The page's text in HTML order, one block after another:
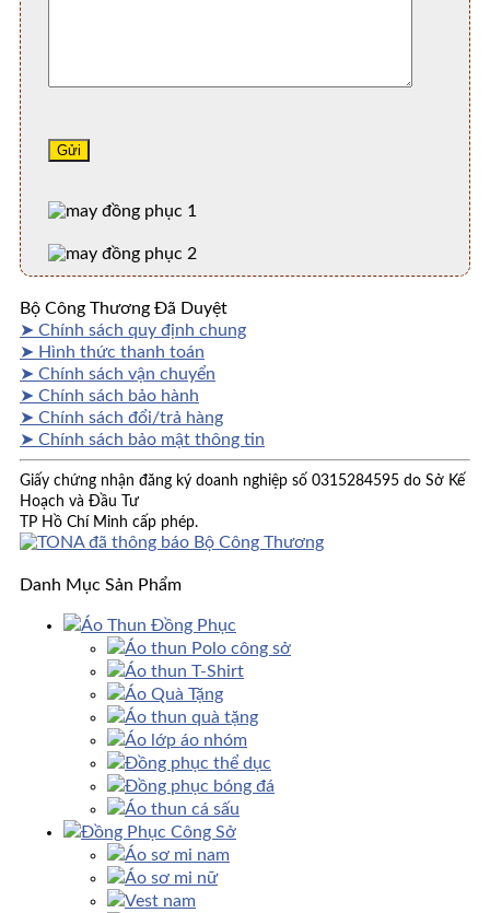
Bộ Công Thương Đã Duyệt
➤ Chính sách quy định chung
➤ Hình thức thanh toán
➤ Chính sách vận chuyển
➤ Chính sách bảo hành
➤ Chính sách đổi/trả hàng
➤ Chính sách bảo mật thông tin
Giấy chứng nhận đăng ký doanh nghiệp số 0315284595 do Sở Kế
Hoạch và Đầu Tư
TP Hồ Chí Minh cấp phép.
Danh Mục Sản Phẩm
Áo Thun Đồng Phục
Áo thun Polo công sở
Áo thun T-Shirt
Áo Quà Tặng
Áo thun quà tặng
Áo lớp áo nhóm
Đồng phục thể dục
Đồng phục bóng đá
Áo thun cá sấu
Đồng Phục Công Sở
Áo sơ mi nam
Áo sơ mi nữ
Vest nam